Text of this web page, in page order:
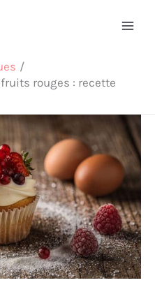
rouges : recette